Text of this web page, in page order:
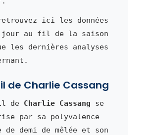
ici les données
jour au fil de la saison
les dernières analyses
de Charlie Cassang
de Charlie Cassang se
par sa polyvalence
de demi de mêlée et son